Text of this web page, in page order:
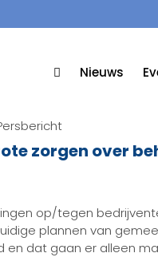
Nieuws
zorgen over
op/tegen
plannen van
en dat gaan er alleen